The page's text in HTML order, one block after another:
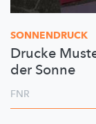
SONNENDRUCK
Drucke
der Sonne
FNR